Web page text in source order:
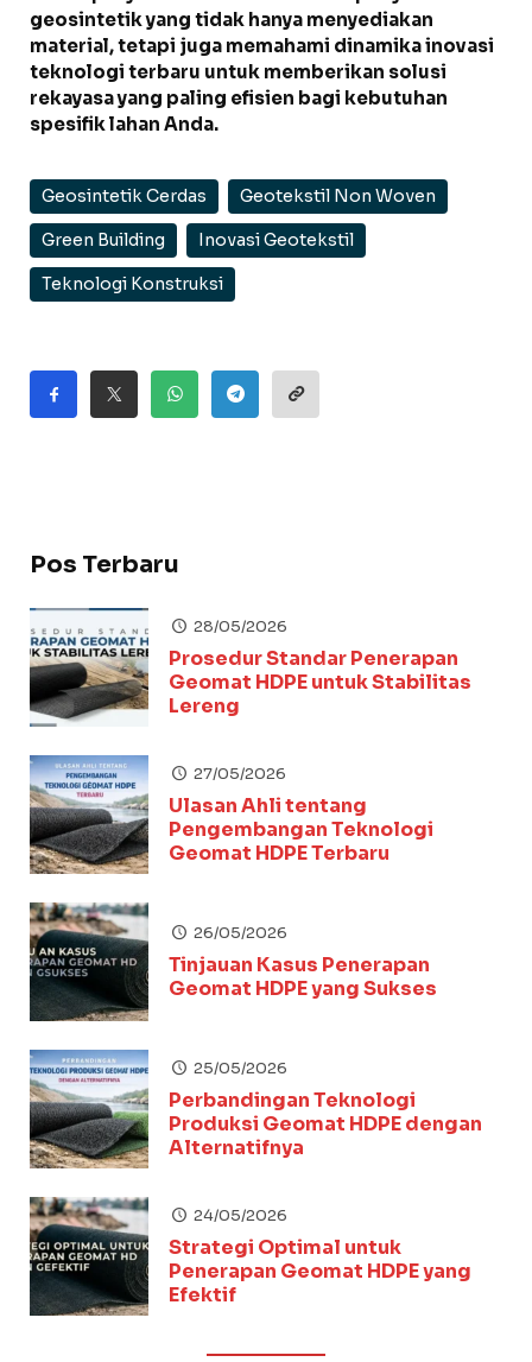
geosintetik yang tidak hanya menyediakan
material, tetapi juga memahami dinamika inovasi
teknologi terbaru untuk memberikan solusi
rekayasa yang paling efisien bagi kebutuhan
spesifik lahan Anda.
Geosintetik Cerdas Geotekstil Non Woven
Green Building Inovasi Geotekstil
Teknologi Konstruksi
Pos Terbaru
28/05/2026
Prosedur Standar Penerapan
Geomat HDPE untuk Stabilitas
Lereng
27/05/2026
Ulasan Ahli tentang
Pengembangan Teknologi
Geomat HDPE Terbaru
26/05/2026
Tinjauan Kasus Penerapan
Geomat HDPE yang Sukses
25/05/2026
Perbandingan Teknologi
Produksi Geomat HDPE dengan
Alternatifnya
24/05/2026
Strategi Optimal untuk
Penerapan Geomat HDPE yang
Efektif